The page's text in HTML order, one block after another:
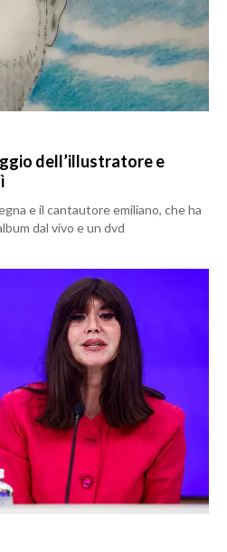
dell’illustratore e
e il cantautore emiliano, che ha
dal vivo e un dvd